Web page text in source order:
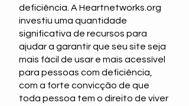
deficiência. A Heartnetworks.org
investiu uma quantidade
significativa de recursos para
ajudar a garantir que seu site seja
mais fácil de usar e mais acessível
para pessoas com deficiência,
com a forte convicção de que
toda pessoa tem o direito de viver